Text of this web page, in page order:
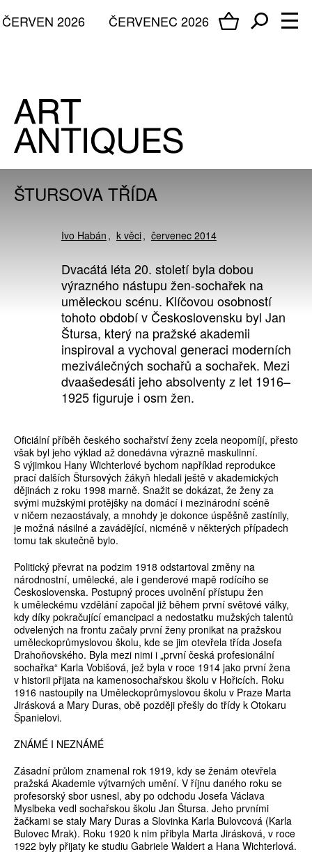
ČERVENEC 2026
ČERVEN 2026
ŠTURSOVA TŘÍDA
Ivo Habán k věci červenec 2014
Dvacátá léta 20. století byla dobou
výrazného nástupu žen-sochařek na
uměleckou scénu. Klíčovou osobností
tohoto období v Československu byl Jan
Štursa, který na pražské akademii
inspiroval a vychoval generaci moderních
meziválečných sochařů a sochařek. Mezi
dvaašedesáti jeho absolventy z let 1916–
1925 figuruje i osm žen.
Oficiální příběh českého sochařství ženy zcela neopomíjí, přesto
však byl jeho výklad až donedávna výrazně maskulinní.
S výjimkou Hany Wichterlové bychom například reprodukce
prací dalších Štursových žákyň hledali ještě v akademických
dějinách z roku 1998 marně. Snažit se dokázat, že ženy za
svými mužskými protějšky na domácí i mezinárodní scéně
v ničem nezaostávaly, a mnohdy je dokonce úspěšně zastínily,
je možná násilné a zavádějící, nicméně v některých případech
tomu tak skutečně bylo.
Politický převrat na podzim 1918 odstartoval změny na
národnostní, umělecké, ale i genderové mapě rodícího se
Československa. Postupný proces uvolnění přístupu žen
k uměleckému vzdělání započal již během první světové války,
kdy díky pokračující emancipaci a nedostatku mužských talentů
odvelených na frontu začaly první ženy pronikat na pražskou
uměleckoprůmyslovou školu, kde se jim otevřela třída Josefa
Drahoňovského. Byla mezi nimi i „první česká profesionální
sochařka“ Karla Vobišová, jež byla v roce 1914 jako první žena
v historii přijata na kamenosochařskou školu v Hořicích. Roku
1916 nastoupily na Uměleckoprůmyslovou školu v Praze Marta
Jirásková a Mary Duras, obě později přešly do třídy k Otokaru
Španielovi.
ZNÁMÉ I NEZNÁMÉ
Zásadní průlom znamenal rok 1919, kdy se ženám otevřela
pražská Akademie výtvarných umění. V říjnu daného roku se
profesorský sbor usnesl, aby po odchodu Josefa Václava
Myslbeka vedl sochařskou školu Jan Štursa. Jeho prvními
žačkami se staly Mary Duras a Slovinka Karla Bulovcová (Karla
Bulovec Mrak). Roku 1920 k nim přibyla Marta Jirásková, v roce
1922 byly přijaty ke studiu Gabriele Waldert a Hana Wichterlová.